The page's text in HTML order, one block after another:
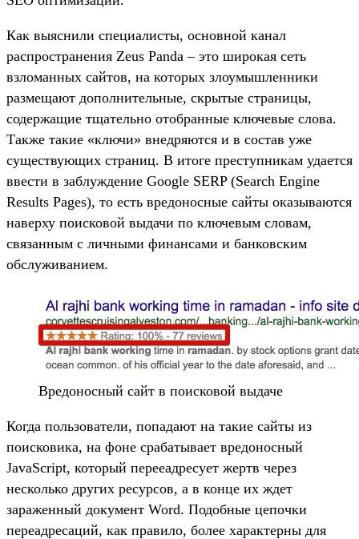
Как выяснили специалисты, основной канал
распространения Zeus Panda – это широкая сеть
взломанных сайтов, на которых злоумышленники
размещают дополнительные, скрытые страницы,
содержащие тщательно отобранные ключевые слова.
Также такие «ключи» внедряются и в состав уже
существующих страниц. В итоге преступникам удается
ввести в заблуждение Google SERP (Search Engine
Results Pages), то есть вредоносные сайты оказываются
наверху поисковой выдачи по ключевым словам,
связанным с личными финансами и банковским
обслуживанием.
Вредоносный сайт в поисковой выдаче
Когда пользователи, попадают на такие сайты из
поисковика, на фоне срабатывает вредоносный
JavaScript, который перееадресует жертв через
несколько других ресурсов, а в конце их ждет
зараженный документ Word. Подобные цепочки
переадресаций, как правило, более характерны для